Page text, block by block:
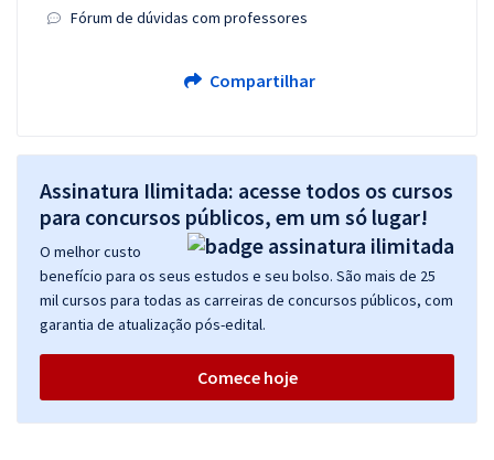
Fórum de dúvidas com professores
Compartilhar
Assinatura Ilimitada: acesse todos os cursos
para concursos públicos, em um só lugar!
O melhor custo
benefício para os seus estudos e seu bolso. São mais de 25
mil cursos para todas as carreiras de concursos públicos, com
garantia de atualização pós-edital.
Comece hoje